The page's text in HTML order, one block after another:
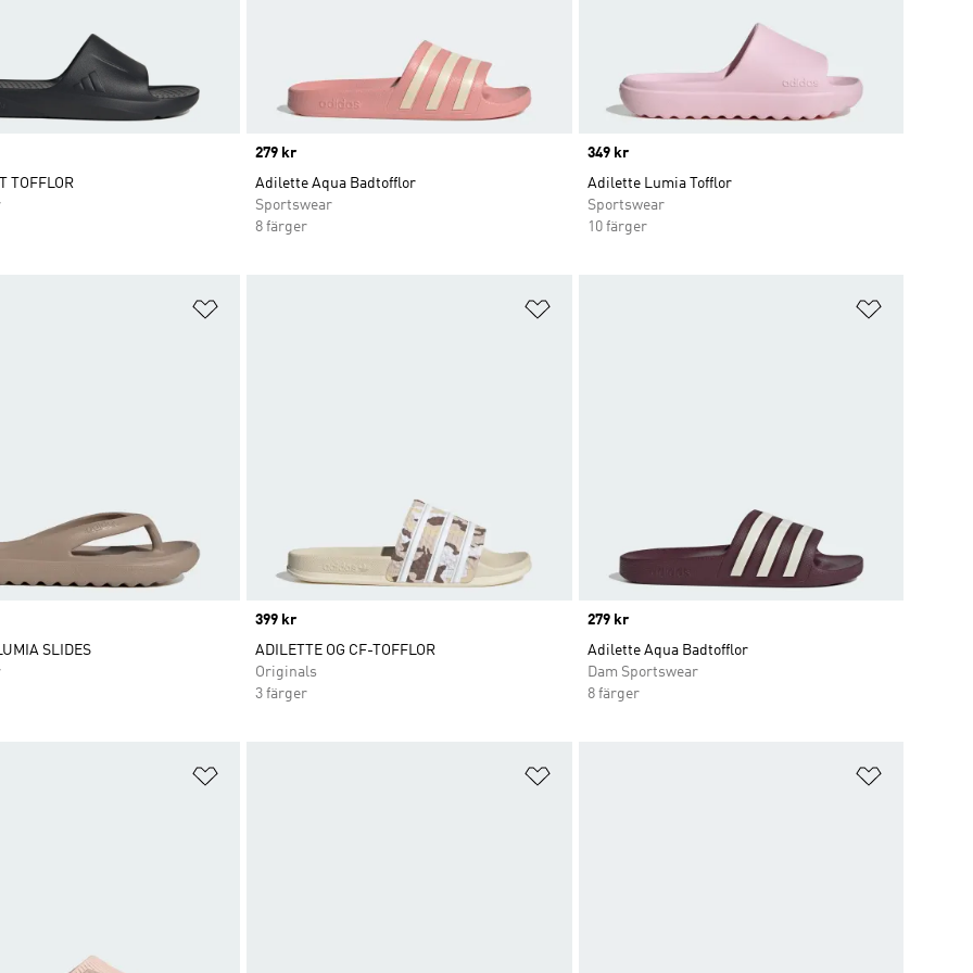
TOFFLOR
Price
279 kr
Adilette Aqua Badtofflor
Sportswear
8 färger
Price
349 kr
Adilette Lumia Tofflor
Sportswear
10 färger
SLIDES
Price
399 kr
ADILETTE OG CF-TOFFLOR
Originals
3 färger
Price
279 kr
Adilette Aqua Badtofflor
Dam Sportswear
8 färger